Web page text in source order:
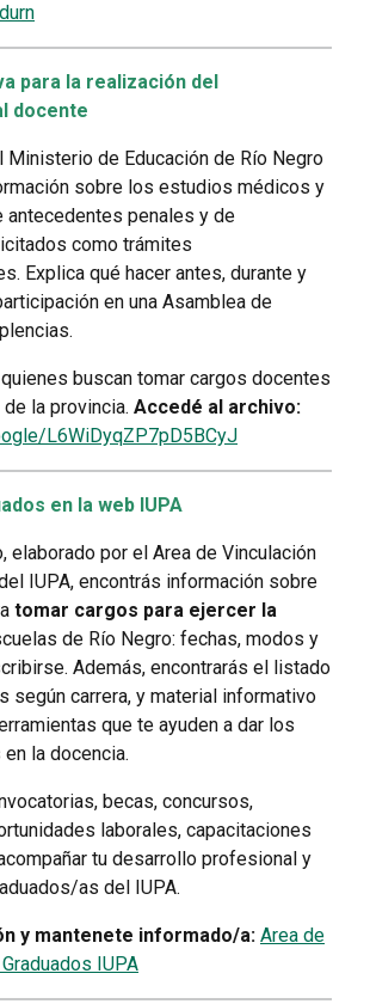
para la realización del
docente
Ministerio de Educación de Río Negro
sobre los estudios médicos y
antecedentes penales y de
como trámites
Explica qué hacer antes, durante y
en una Asamblea de
quienes buscan tomar cargos docentes
la provincia. Accedé al archivo:
L6WiDyqZP7pD5BCyJ
en la web IUPA
elaborado por el Area de Vinculación
IUPA, encontrás información sobre
tomar cargos para ejercer la
de Río Negro: fechas, modos y
Además, encontrarás el listado
según carrera, y material informativo
que te ayuden a dar los
la docencia.
becas, concursos,
laborales, capacitaciones
tu desarrollo profesional y
as del IUPA.
y mantenete informado/a: Area de
IUPA